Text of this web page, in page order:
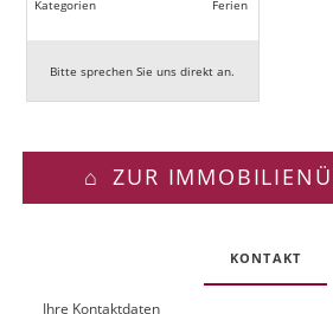
Kategorien Ferien
Bitte sprechen Sie uns direkt an.
ZUR
KONTAKT
Ihre Kontaktdaten